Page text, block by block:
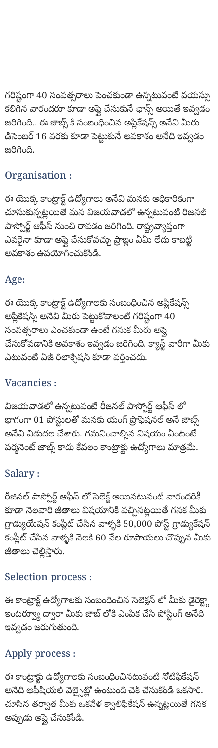
గరిష్టంగా 40 సంవత్సరాలు పెంచకుండా ఉన్నటువంటి వయస్సు
కలిగిన వారందరూ కూడా అప్లై చేసుకునే ఛాన్స్ అయితే ఇవ్వడం
జరిగింది.. ఈ జాబ్స్ కి సంబంధించిన అప్లికేషన్స్ అనేవి మీరు
డిసెంబర్ 16 వరకు కూడా పెట్టుకునే అవకాశం అనేది ఇవ్వడం
జరిగింది.
Organisation :
ఈ యొక్క కాంట్రాక్ట్ ఉద్యోగాలు అనేవి మనకు అధికారికంగా
చూసుకున్నట్లయితే మన విజయవాడలో ఉన్నటువంటి రీజనల్
పాస్పోర్ట్ ఆఫీస్ నుంచి రావడం జరిగింది. రాష్ట్రవ్యాప్తంగా
ఎవరైనా కూడా అప్లై చేసుకోవచ్చు ప్రాబ్లం ఏమీ లేదు కాబట్టి
అవకాశం ఉపయోగించుకోండి.
Age:
ఈ యొక్క కాంట్రాక్ట్ ఉద్యోగాలకు సంబంధించిన అప్లికేషన్స్
అప్లికేషన్స్ అనేవి మీరు పెట్టుకోవాలంటే గరిష్టంగా 40
సంవత్సరాలు ఎంచకుండా ఉంటే గనుక మీరు అప్లై
చేసుకోవడానికి అవకాశం ఇవ్వడం జరిగింది. క్యాస్ట్ వారీగా మీకు
ఎటువంటి ఏజ్ రిలాక్సేషన్ కూడా వర్తించదు.
Vacancies :
విజయవాడలో ఉన్నటువంటి రీజనల్ పాస్పోర్ట్ ఆఫీస్ లో
భాగంగా 01 పోస్టులతో మనకు యంగ్ ప్రొఫెషనల్ అనే జాబ్స్
అనేవి విడుదల చేశారు. గమనించాల్సిన విషయం ఏంటంటే
పర్మనెంట్ జాబ్స్ కాదు కేవలం కాంట్రాక్టు ఉద్యోగాలు మాత్రమే.
Salary :
రీజినల్ పాస్పోర్ట్ ఆఫీస్ లో సెలెక్ట్ అయినటువంటి వారందరికీ
కూడా నెలవారి జీతాలు విషయానికి వచ్చినట్లయితే గనక మీకు
గ్రాడ్యుయేషన్ కంప్లీట్ చేసిన వాళ్ళకి 50,000 పోస్ట్ గ్రాడ్యుకేషన్
కంప్లీట్ చేసిన వాళ్ళకి నెలకి 60 వేల రూపాయలు చొప్పున మీకు
జీతాలు చెల్లిస్తారు.
Selection process :
ఈ కాంట్రాక్ట్ ఉద్యోగాలకు సంబంధించిన సెలెక్షన్ లో మీకు డైరెక్ట్గా
ఇంటర్వ్యూ ద్వారా మీకు జాబ్ లోకి ఎంపిక చేసి పోస్టింగ్ అనేది
ఇవ్వడం జరుగుతుంది.
Apply process :
ఈ కాంట్రాక్టు ఉద్యోగాలకు సంబంధించినటువంటి నోటిఫికేషన్
అనేది అఫీషియల్ వెబ్సైట్లో ఉంటుంది చెక్ చేసుకోండి ఒకసారి.
చూసిన తర్వాత మీకు ఒకవేళ క్వాలిఫికేషన్ ఉన్నట్లయితే గనక
అప్పుడు అప్లై చేసుకోండి.